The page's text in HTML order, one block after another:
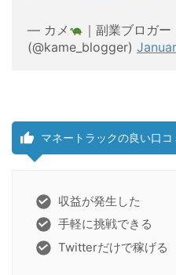
— カメ
｜副業ブロガー
(@kame_blogger)
マネートラックの良い口
収益が発生した
手軽に挑戦できる
Twitterだけで稼げる